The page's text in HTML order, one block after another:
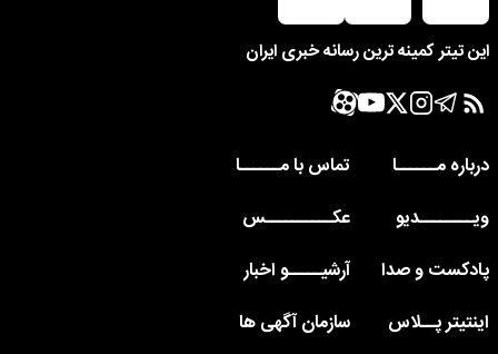
این تیتر کمینه ترین رسانه خبری ایران
درباره مــــــا
تماس با مــــــا
ویــــــــدیو
عکــــــــــس
پادکست و صدا
آرشیـــــو اخبار
اینتیتر پــلاس
سازمان آگهی ها